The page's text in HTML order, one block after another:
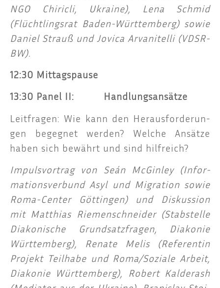
NGO Chi­ricli, Ukrai­ne), Lena Schmid
(Flücht­lings­rat Baden-Würt­tem­berg) sowie
Dani­el Strauß und Jovica Arva­nitel­li (VDSR-
BW)
12:30 Mit­tags­pau­se
13:30 Panel II: Handlungsansätze
Leit­fra­gen: Wie kann den Her­aus­for­de­run­
gen begeg­net wer­den? Wel­che Ansät­ze
haben sich bewährt und sind hilfreich?
Impuls­vor­trag von Seán McGin­ley (Infor­
ma­ti­ons­ver­bund Asyl und Migra­ti­on sowie
Roma-Cen­ter Göt­tin­gen) und Dis­kus­si­on
mit Mat­thi­as Rie­men­schnei­der (Stab­stel­le
Dia­ko­ni­sche Grund­satz­fra­gen, Dia­ko­nie
Würt­tem­berg), Rena­te Melis (Refe­ren­tin
Pro­jekt Teil­ha­be und Roma/Soziale Arbeit,
Dia­ko­nie Würt­tem­berg), Robert Kal­derash